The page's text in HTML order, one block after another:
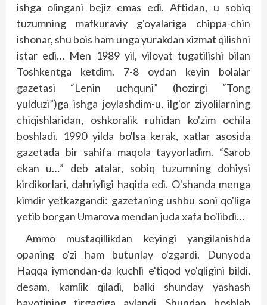
ishga olingani bejiz emas edi. Aftidan, u sobiq
tuzumning mafkuraviy g'oyalariga chippa-chin
ishonar, shu bois ham unga yurakdan xizmat qilishni
istar edi… Men 1989 yil, viloyat tugatilishi bilan
Toshkentga ketdim. 7-8 oydan keyin bolalar
gazetasi “Lenin uchquni” (hozirgi “Tong
yulduzi”)ga ishga joylashdim-u, ilg'or ziyolilarning
chiqishlaridan, oshkoralik ruhidan ko'zim ochila
boshladi. 1990 yilda bo'lsa kerak, xatlar asosida
gazetada bir sahifa maqola tayyorladim. “Sarob
ekan u…” deb atalar, sobiq tuzumning dohiysi
kirdikorlari, dahriyligi haqida edi. O'shanda menga
kimdir yetkazgandi: gazetaning ushbu soni qo'liga
yetib borgan Umarova mendan juda xafa bo'libdi…
Ammo mustaqillikdan keyingi yangilanishda
opaning o'zi ham butunlay o'zgardi. Dunyoda
Haqqa iymondan-da kuchli e'tiqod yo'qligini bildi,
desam, kamlik qiladi, balki shunday yashash